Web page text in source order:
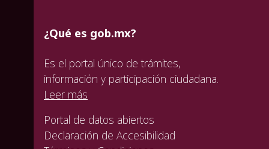
¿Qué es gob.mx?
Es el portal único de trámites,
información y participación ciudadana.
Leer más
Portal de datos abiertos
Declaración de Accesibilidad